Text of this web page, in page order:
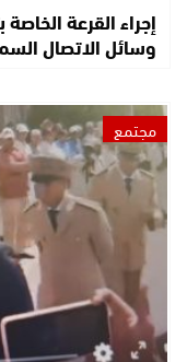
إجراء القرعة
وسائل الاتصال
مجتمع